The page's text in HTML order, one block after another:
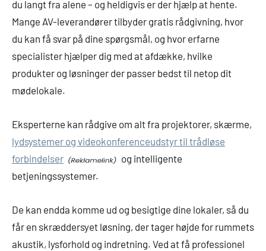
du langt fra alene – og heldigvis er der hjælp at hente.
Mange AV-leverandører tilbyder gratis rådgivning, hvor
du kan få svar på dine spørgsmål, og hvor erfarne
specialister hjælper dig med at afdække, hvilke
produkter og løsninger der passer bedst til netop dit
mødelokale.
Eksperterne kan rådgive om alt fra projektorer, skærme,
lydsystemer og videokonferenceudstyr til trådløse
forbindelser
og intelligente
betjeningssystemer.
De kan endda komme ud og besigtige dine lokaler, så du
får en skræddersyet løsning, der tager højde for rummets
akustik, lysforhold og indretning. Ved at få professionel